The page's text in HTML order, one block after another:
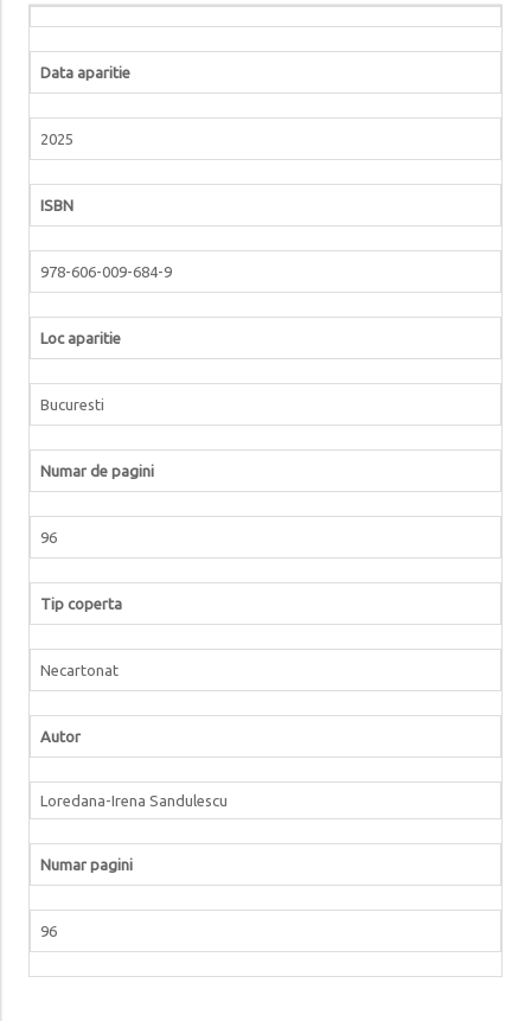
Data aparitie
2025
ISBN
978-606-009-684-9
Loc aparitie
Bucuresti
Numar de pagini
96
Tip coperta
Necartonat
Autor
Loredana-Irena Sandulescu
Numar pagini
96